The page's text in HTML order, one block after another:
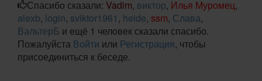
Спасибо сказали: Vadim, виктор, Илья Муромец,
alexb, login, sviktor1961 , heide, ssm, Слава,
ВальтерБ и ещё 1 человек сказали спасибо.
Пожалуйста Войти или Регистрация, чтобы
присоединиться к беседе.